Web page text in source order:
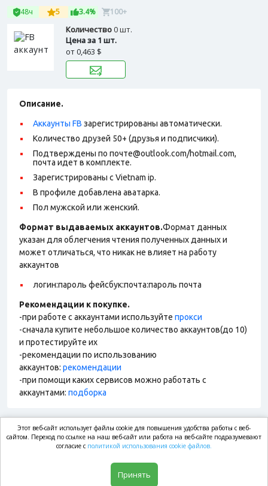
48ч 5 3.4% 100+
Количество0 шт.
Цена за 1 шт.
от0,463 $
Описание.
Аккаунты FB зарегистрированы автоматически.
Количество друзей 50+ (друзья и подписчики).
Подтверждены по почте@outlook.com/hotmail.com,
почта идет в комплекте.
Зарегистрированы с Vietnam ip.
В профиле добавлена аватарка.
Пол мужской или женский.
Формат выдаваемых аккаунтов.Формат данных
указан для облегчения чтения полученных данных и
может отличаться, что никак не влияет на работу
аккаунтов
логин:пароль фейсбук:почта:пароль почта
Рекомендации к покупке.
-при работе с аккаунтами используйте прокси
-сначала купите небольшое количество аккаунтов(до 10)
и протестируйте их
-рекомендации по использованию
аккаунтов: рекомендации
-при помощи каких сервисов можно работать с
аккаунтами: подборка
market.com
Этот веб-сайт использует файлы cookie для повышения удобства работы с веб-
сайтом. Переход по ссылке на наш веб-сайт или работа на веб-сайте подразумевают
согласие с политикой использования cookie файлов.
Принять